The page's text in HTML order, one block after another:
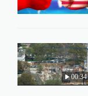
00:34